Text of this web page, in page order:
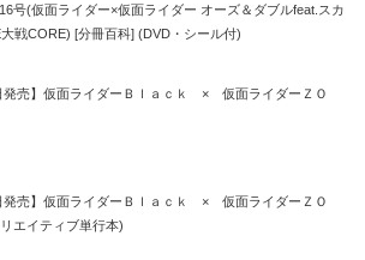
号(仮面ライダー×仮面ライダー オーズ＆ダブルfeat.スカ
戦CORE) [分冊百科] (DVD・シール付)
発売】仮面ライダーＢｌａｃｋ × 仮面ライダーＺＯ
発売】仮面ライダーＢｌａｃｋ × 仮面ライダーＺＯ
エイティブ単行本)